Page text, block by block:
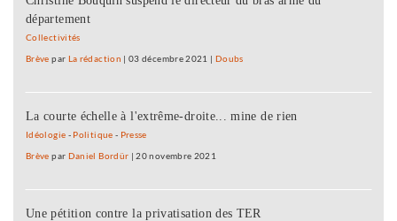
département
Collectivités
Brève par La rédaction |03 décembre 2021 | Doubs
La courte échelle à l'extrême-droite... mine de rien
Idéologie - Politique - Presse
Brève par Daniel Bordür |20 novembre 2021
Une pétition contre la privatisation des TER